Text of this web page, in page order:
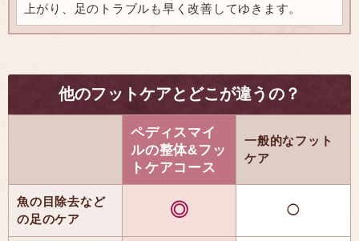
上がり、足のトラブルも早く改善してゆきます。
他のフットケアとどこが違うの？
ペディスマイ
ルの整体&フッ
トケアコース
一般的なフット
ケア
魚の目除去など
の足のケア
◎ ◯